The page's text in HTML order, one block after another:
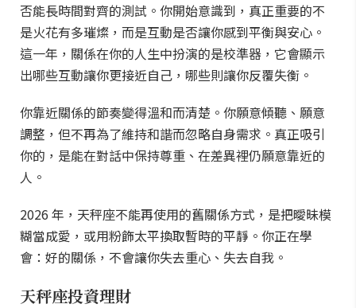
否能長時間對齊的測試。你開始意識到，真正重要的不
是火花有多璀燦，而是互動是否讓你感到平衡與安心。
這一年，關係在你的人生中扮演的是校準器，它會顯示
出哪些互動讓你更接近自己，哪些則讓你反覆失衡。
你靠近關係的節奏變得溫和而清楚。你願意傾聽、願意
調整，但不再為了維持和諧而忽略自身需求。真正吸引
你的，是能在對話中保持尊重、在差異裡仍願意靠近的
人。
2026 年，天秤座不能再使用的舊關係方式，是把曖昧模
糊當成愛，或用粉飾太平換取暫時的平靜。你正在學
會：好的關係，不會讓你失去重心、失去自我。
天秤座投資理財